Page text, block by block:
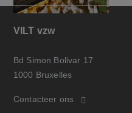
VILT vzw
Bd Simon Bolivar 17
1000 Bruxelles
Contacteer ons